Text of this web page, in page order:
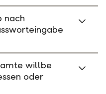
nach
willbe
oder